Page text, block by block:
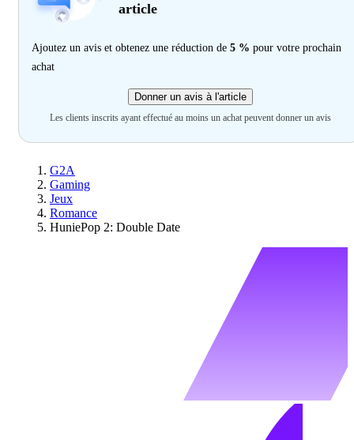
article
Ajoutez un avis et obtenez une réduction de 5 % pour votre prochain
achat
Donner un avis à l'article
Les clients inscrits ayant effectué au moins un achat peuvent donner un avis
G2A
Gaming
Jeux
Romance
HuniePop 2: Double Date